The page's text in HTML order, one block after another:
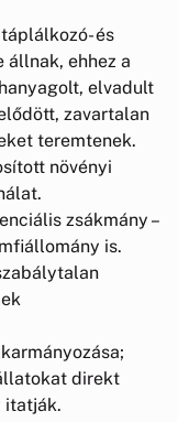
és
állnak, ehhez a
elvadult
zavartalan
teremtenek.
növényi
zsákmány –
is.
direkt
itatják.